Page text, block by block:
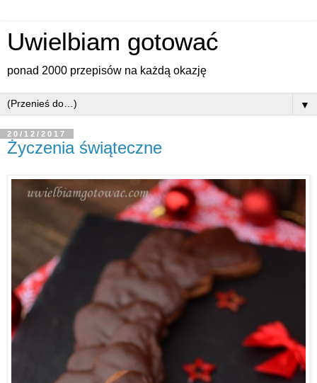
Uwielbiam gotować
ponad 2000 przepisów na każdą okazję
▼
20/12/2017
Życzenia świąteczne